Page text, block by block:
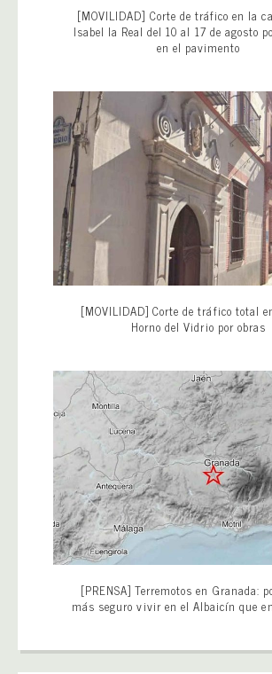
[MOVILIDAD] Corte de tráfico en la
Isabel la Real del 10 al 17 de agosto
en el pavimento
[MOVILIDAD] Corte de tráfico total
Horno del Vidrio por obras
[PRENSA] Terremotos en Granada:
más seguro vivir en el Albaicín que